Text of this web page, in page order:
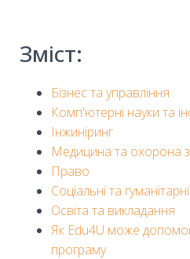
Зміст:
Бізнес та управління
Комп'ютерні науки та
Інжиніринг
Медицина та охорона
Право
Соціальні та
Освіта та викладання
Як Edu4U може
програму